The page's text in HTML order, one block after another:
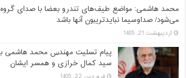
محمد هاشمی: مواضع طیف‌های تندرو بعضا با صدای
می‌شود/ صداوسیما نبایدتریبون آنها باشد
اردیبهشت 21, 1405
پیام تسلیت مهندس محمد هاشمی
سید کمال خرازی و همسر ایشان